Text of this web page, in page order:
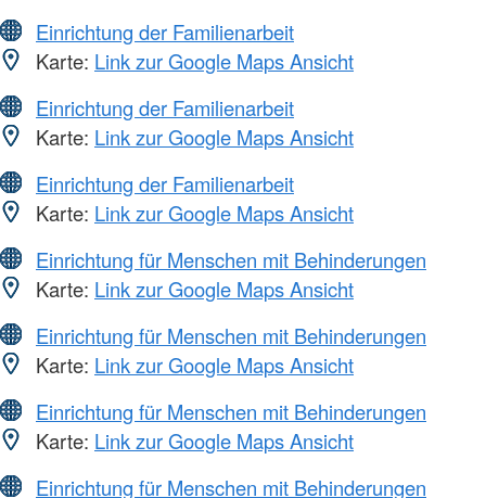
Einrichtung der Familienarbeit
Karte: Link zur Google Maps Ansicht
Einrichtung der Familienarbeit
Karte: Link zur Google Maps Ansicht
Einrichtung der Familienarbeit
Karte: Link zur Google Maps Ansicht
Einrichtung für Menschen mit Behinderungen
Karte: Link zur Google Maps Ansicht
Einrichtung für Menschen mit Behinderungen
Karte: Link zur Google Maps Ansicht
Einrichtung für Menschen mit Behinderungen
Karte: Link zur Google Maps Ansicht
Einrichtung für Menschen mit Behinderungen